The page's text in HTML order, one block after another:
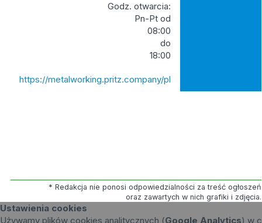
Godz. otwarcia:
Pn-Pt od
08:00
do
18:00
https://metalworking.pritz.company/pl
* Redakcja nie ponosi odpowiedzialności za treść ogłoszeń
oraz zawartych w nich grafiki i zdjęcia.
Ustawienia cookies
Używamy plików cookies analitycznych (Google Analytics) w